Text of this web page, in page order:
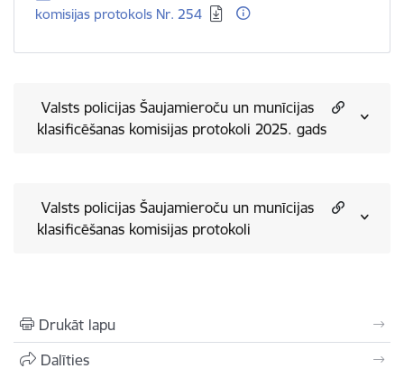
komisijas protokols Nr. 254
​ Valsts policijas Šaujamieroču un munīcijas
klasificēšanas komisijas protokoli 2025. gads
​ Valsts policijas Šaujamieroču un munīcijas
klasificēšanas komisijas protokoli
Drukāt lapu
Dalīties